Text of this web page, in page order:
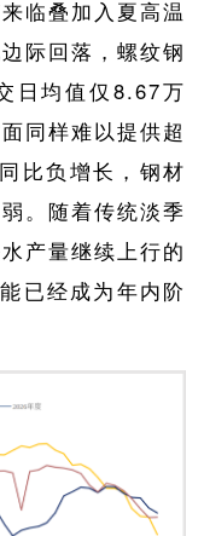
临叠加入夏高温
际回落，螺纹钢
日均值仅8.67万
同样难以提供超
比负增长，钢材
。随着传统淡季
产量继续上行的
已经成为年内阶